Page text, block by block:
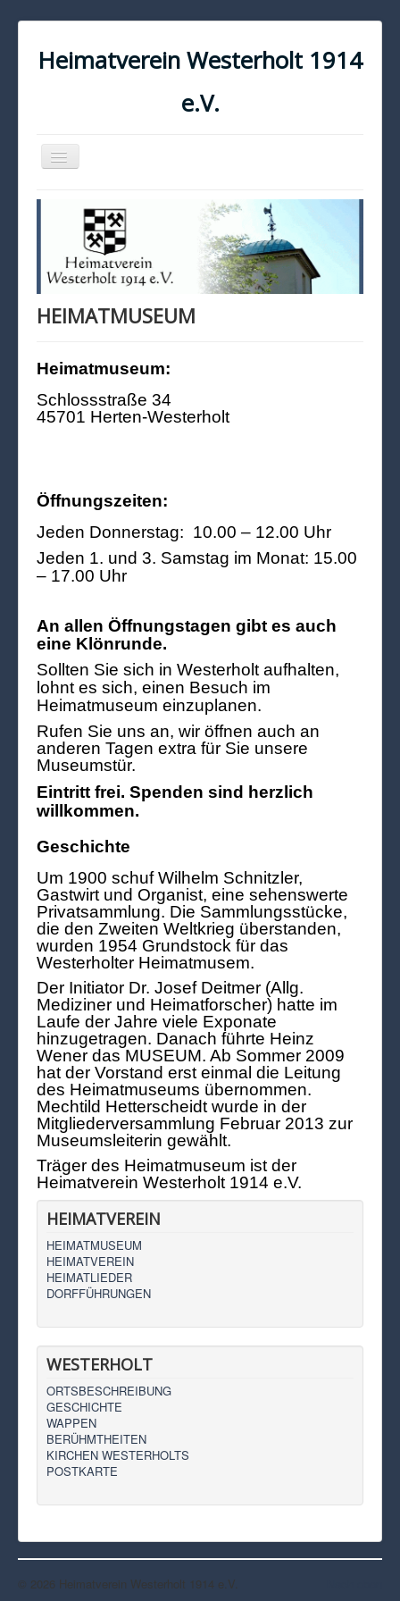
Heimatverein Westerholt 1914
e.V.
Navigation
an/aus
KONTAKT
IMPRESSUM
DATENSCHUTZ
HEIMATMUSEUM
Heimatmuseum:
Schlossstraße 34
45701 Herten-Westerholt
Öffnungszeiten:
Jeden Donnerstag: 10.00 – 12.00 Uhr
Jeden 1. und 3. Samstag im Monat: 15.00
– 17.00 Uhr
An allen Öffnungstagen gibt es auch
eine Klönrunde.
Sollten Sie sich in Westerholt aufhalten,
lohnt es sich, einen Besuch im
Heimatmuseum einzuplanen.
Rufen Sie uns an, wir öffnen auch an
anderen Tagen extra für Sie unsere
Museumstür.
Eintritt frei. Spenden sind herzlich
willkommen.
Geschichte
Um 1900 schuf Wilhelm Schnitzler,
Gastwirt und Organist, eine sehenswerte
Privatsammlung. Die Sammlungsstücke,
die den Zweiten Weltkrieg überstanden,
wurden 1954 Grundstock für das
Westerholter Heimatmusem.
Der Initiator Dr. Josef Deitmer (Allg.
Mediziner und Heimatforscher) hatte im
Laufe der Jahre viele Exponate
hinzugetragen. Danach führte Heinz
Wener das MUSEUM. Ab Sommer 2009
hat der Vorstand erst einmal die Leitung
des Heimatmuseums übernommen.
Mechtild Hetterscheidt wurde in der
Mitgliederversammlung Februar 2013 zur
Museumsleiterin gewählt.
Träger des Heimatmuseum ist der
Heimatverein Westerholt 1914 e.V.
HEIMATVEREIN
HEIMATMUSEUM
HEIMATVEREIN
HEIMATLIEDER
DORFFÜHRUNGEN
WESTERHOLT
ORTSBESCHREIBUNG
GESCHICHTE
WAPPEN
BERÜHMTHEITEN
KIRCHEN WESTERHOLTS
POSTKARTE
© 2026 Heimatverein Westerholt 1914 e.V.